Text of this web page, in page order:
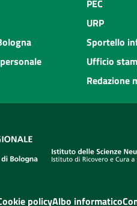
PEC
URP
Sportello
Ufficio
Redazione
policyAlbo informatico